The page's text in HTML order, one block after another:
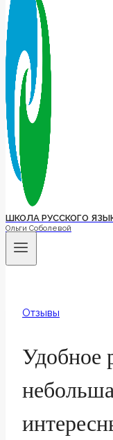
ШКОЛА РУССКОГО
Ольги Соболевой
Отзывы
Удобное